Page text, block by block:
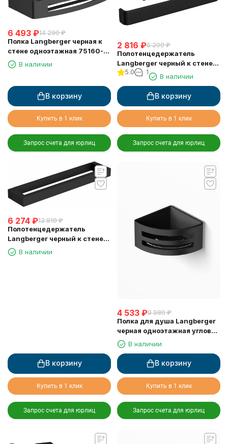
6 493 ₽14 290 ₽
Полка Langberger черная к
стене одноэтажная 75160-
BPCВ наличии
В корзину
Купить в 1 клик
Запрос счета для юрлиц
2 816 ₽6 200 ₽
Полотенцедержатель
Langberger черный к стене
"полуовал" 11338A-BP
5.0 1
В наличии
В корзину
Купить в 1 клик
Запрос счета для юрлиц
6 274 ₽13 810 ₽
Полотенцедержатель
Langberger черный к стене
одинарный 45 см 30001D-
BP
В наличии
В корзину
Купить в 1 клик
Запрос счета для юрлиц
4 533 ₽9 980 ₽
Полка для душа Langberger
черная одноэтажная угловая
с пластиком 75660-BPC
В наличии
В корзину
Купить в 1 клик
Запрос счета для юрлиц